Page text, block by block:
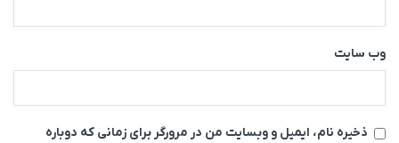
وب‌ سایت
ذخیره نام، ایمیل و وبسایت من در مرورگر برای زمانی که دوباره